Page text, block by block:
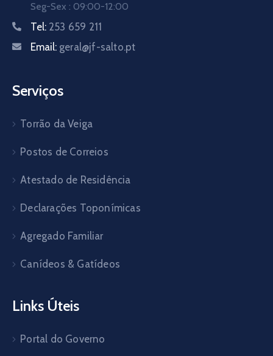
Seg-Sex : 09:00-12:00
Tel: 253 659 211
Email: geral@jf-salto.pt
Serviços
Torrão da Veiga
Postos de Correios
Atestado de Residência
Declarações Toponímicas
Agregado Familiar
Canídeos & Gatídeos
Links Úteis
Portal do Governo